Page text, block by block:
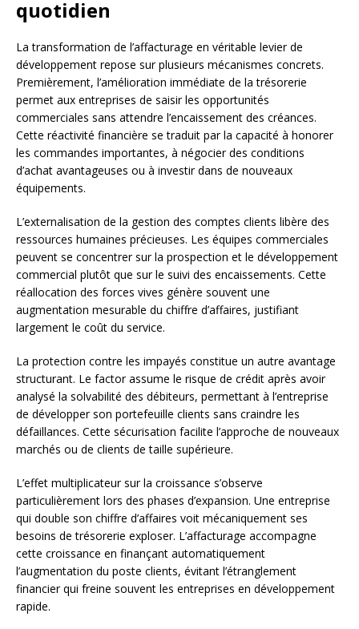
quotidien
La transformation de l’affacturage en véritable levier de
développement repose sur plusieurs mécanismes concrets.
Premièrement, l’amélioration immédiate de la trésorerie
permet aux entreprises de saisir les opportunités
commerciales sans attendre l’encaissement des créances.
Cette réactivité financière se traduit par la capacité à honorer
les commandes importantes, à négocier des conditions
d’achat avantageuses ou à investir dans de nouveaux
équipements.
L’externalisation de la gestion des comptes clients libère des
ressources humaines précieuses. Les équipes commerciales
peuvent se concentrer sur la prospection et le développement
commercial plutôt que sur le suivi des encaissements. Cette
réallocation des forces vives génère souvent une
augmentation mesurable du chiffre d’affaires, justifiant
largement le coût du service.
La protection contre les impayés constitue un autre avantage
structurant. Le factor assume le risque de crédit après avoir
analysé la solvabilité des débiteurs, permettant à l’entreprise
de développer son portefeuille clients sans craindre les
défaillances. Cette sécurisation facilite l’approche de nouveaux
marchés ou de clients de taille supérieure.
L’effet multiplicateur sur la croissance s’observe
particulièrement lors des phases d’expansion. Une entreprise
qui double son chiffre d’affaires voit mécaniquement ses
besoins de trésorerie exploser. L’affacturage accompagne
cette croissance en finançant automatiquement
l’augmentation du poste clients, évitant l’étranglement
financier qui freine souvent les entreprises en développement
rapide.